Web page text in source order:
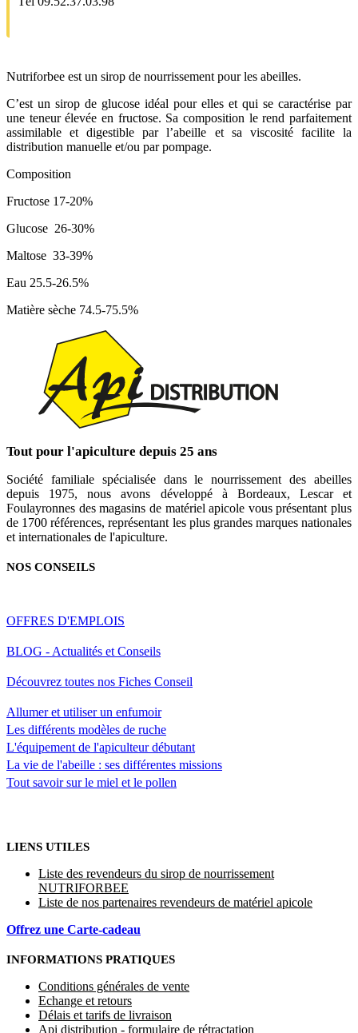
Nutriforbee est un sirop de nourrissement pour les abeilles.
C’est un sirop de glucose idéal pour elles et qui se caractérise par
une teneur élevée en fructose. Sa composition le rend parfaitement
assimilable et digestible par l’abeille et sa viscosité facilite la
distribution manuelle et/ou par pompage.
Composition
Fructose 17-20%
Glucose 26-30%
Maltose 33-39%
Eau 25.5-26.5%
Matière sèche 74.5-75.5%
Tout pour l'apiculture depuis 25 ans
Société familiale spécialisée dans le nourrissement des abeilles
depuis 1975, nous avons développé à Bordeaux, Lescar et
Foulayronnes des magasins de matériel apicole vous présentant plus
de 1700 références, représentant les plus grandes marques nationales
et internationales de l'apiculture.
NOS CONSEILS
OFFRES D'EMPLOIS
BLOG - Actualités et Conseils
Découvrez toutes nos Fiches Conseil
Allumer et utiliser un enfumoir
Les différents modèles de ruche
L'équipement de l'apiculteur débutant
La vie de l'abeille : ses différentes missions
Tout savoir sur le miel et le pollen
LIENS UTILES
Liste des revendeurs du sirop de nourrissement
NUTRIFORBEE
Liste de nos partenaires revendeurs de matériel apicole
Offrez une Carte-cadeau
INFORMATIONS PRATIQUES
Conditions générales de vente
Echange et retours
Délais et tarifs de livraison
Api distribution - formulaire de rétractation